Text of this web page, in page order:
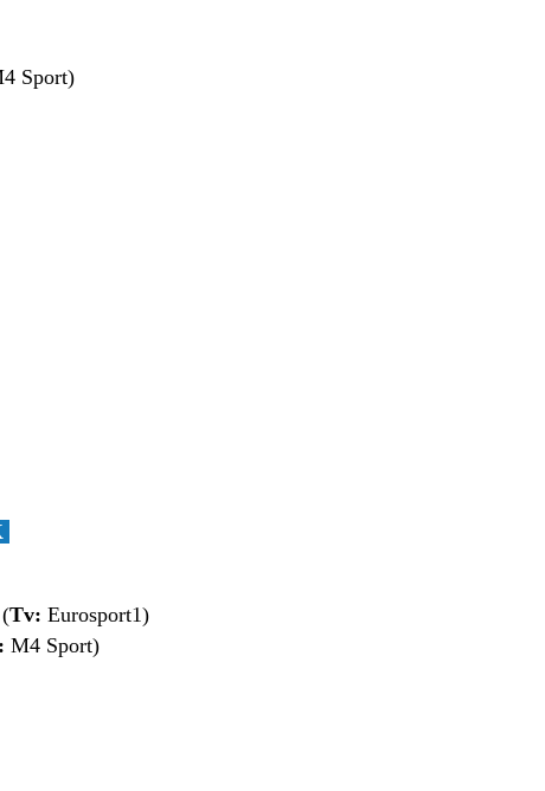
Sport)
Tv: Eurosport1)
M4 Sport)